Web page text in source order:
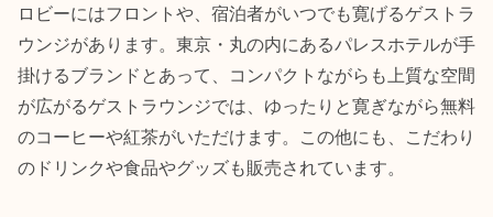
ロビーにはフロントや、宿泊者がいつでも寛げるゲストラ
ウンジがあります。東京・丸の内にあるパレスホテルが手
掛けるブランドとあって、コンパクトながらも上質な空間
が広がるゲストラウンジでは、ゆったりと寛ぎながら無料
のコーヒーや紅茶がいただけます。この他にも、こだわり
のドリンクや食品やグッズも販売されています。